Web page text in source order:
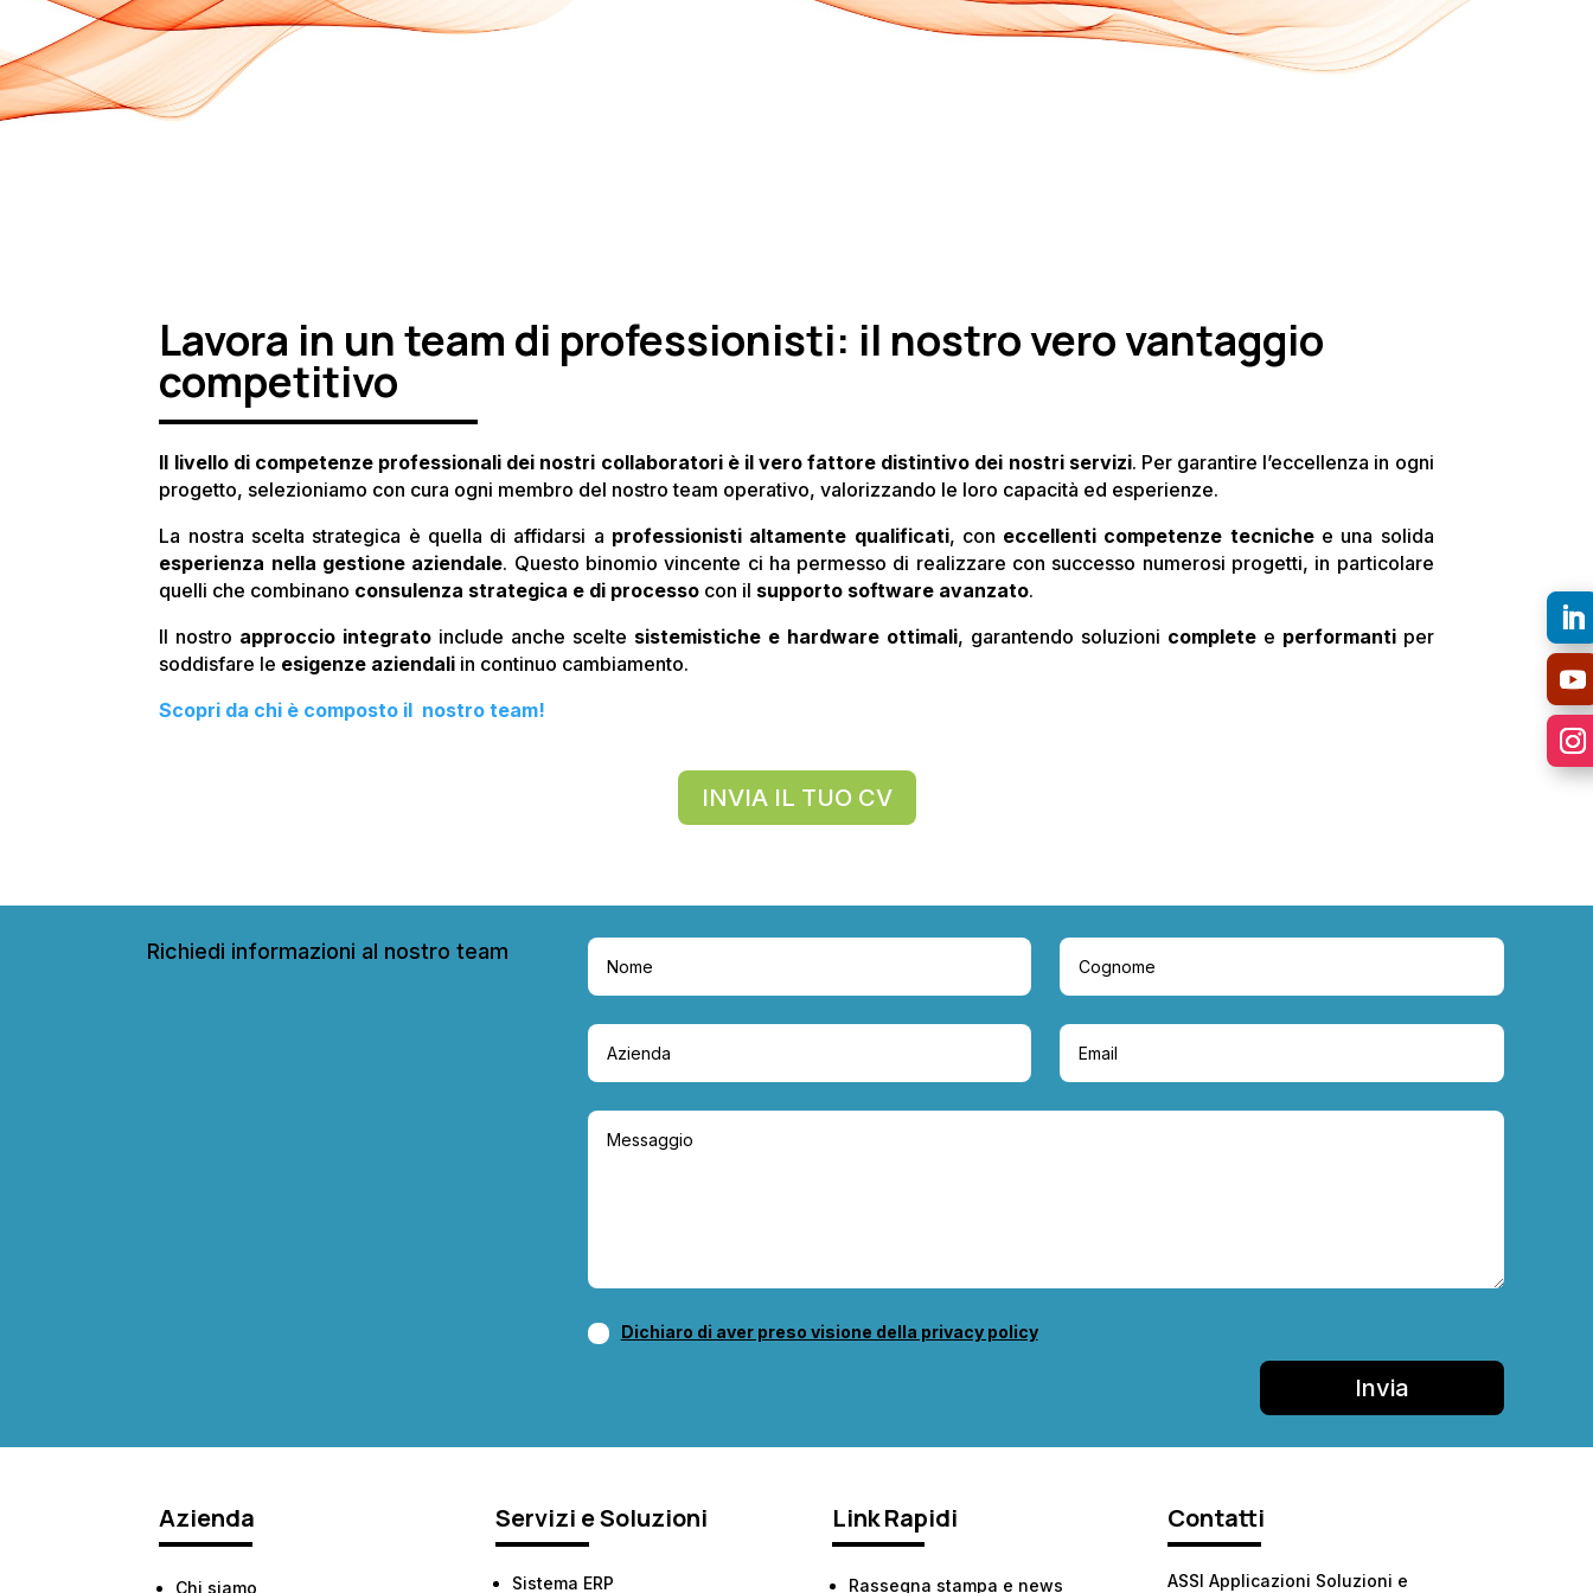
Lavora in un team di professionisti: il nostro vero vantaggio
competitivo
Il livello di competenze professionali dei nostri collaboratori è il vero fattore distintivo dei nostri servizi. Per garantire l’eccellenza in ogni
progetto, selezioniamo con cura ogni membro del nostro team operativo, valorizzando le loro capacità ed esperienze.
La nostra scelta strategica è quella di affidarsi a professionisti altamente qualificati, con eccellenti competenze tecnichee una solida
esperienza nella gestione aziendale. Questo binomio vincente ci ha permesso di realizzare con successo numerosi progetti, in particolare
quelli che combinano consulenza strategica e di processo con il supporto software avanzato.
Il nostro approccio integrato include anche scelte sistemistiche e hardware ottimali, garantendo soluzioni completee performantiper
soddisfare le esigenze aziendali in continuo cambiamento.
Scopri da chi è composto il nostro team!
INVIA IL TUO CV
Richiedi informazioni al nostro team
Dichiaro di aver preso visione della privacy policy
Invia
Azienda
Chi siamo
Servizi e Soluzioni
Sistema ERP
Link Rapidi
Rassegna stampa e news
Contatti
ASSI Applicazioni Soluzioni e